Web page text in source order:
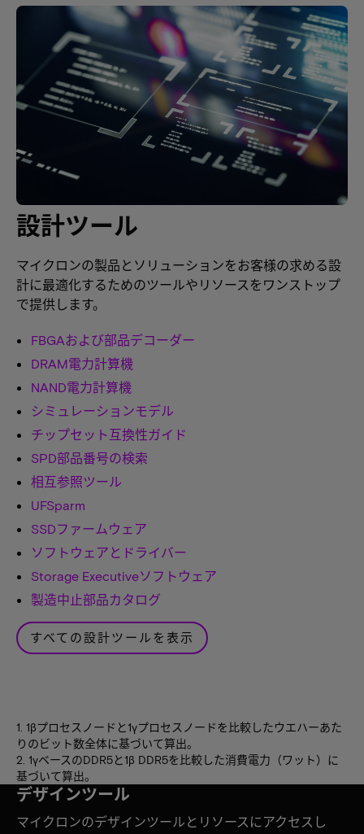
設計ツール
マイクロンの製品とソリューションをお客様の求める設
計に最適化するためのツールやリソースをワンストップ
で提供します。
FBGAおよび部品デコーダー
DRAM電力計算機
NAND電力計算機
シミュレーションモデル
チップセット互換性ガイド
SPD部品番号の検索
相互参照ツール
UFSparm
SSDファームウェア
ソフトウェアとドライバー
Storage Executiveソフトウェア
製造中止部品カタログ
すべての設計ツールを表示
1. 1βプロセスノードと1γプロセスノードを比較したウエハーあた
りのビット数全体に基づいて算出。
2. 1γベースのDDR5と1β DDR5を比較した消費電力（ワット）に
基づいて算出。
デザインツール
マイクロンのデザインツールとリソースにアクセスし